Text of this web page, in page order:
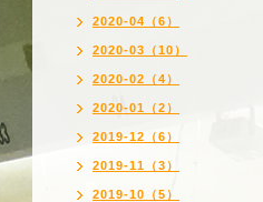
2020-04（6）
2020-03（10）
2020-02（4）
2020-01（2）
2019-12（6）
2019-11（3）
2019-10（5）